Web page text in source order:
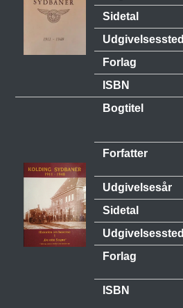
Sidetal
Udgivelsessted
Forlag
ISBN
Bogtitel
Forfatter
Udgivelsesår
Sidetal
Udgivelsessted
Forlag
ISBN